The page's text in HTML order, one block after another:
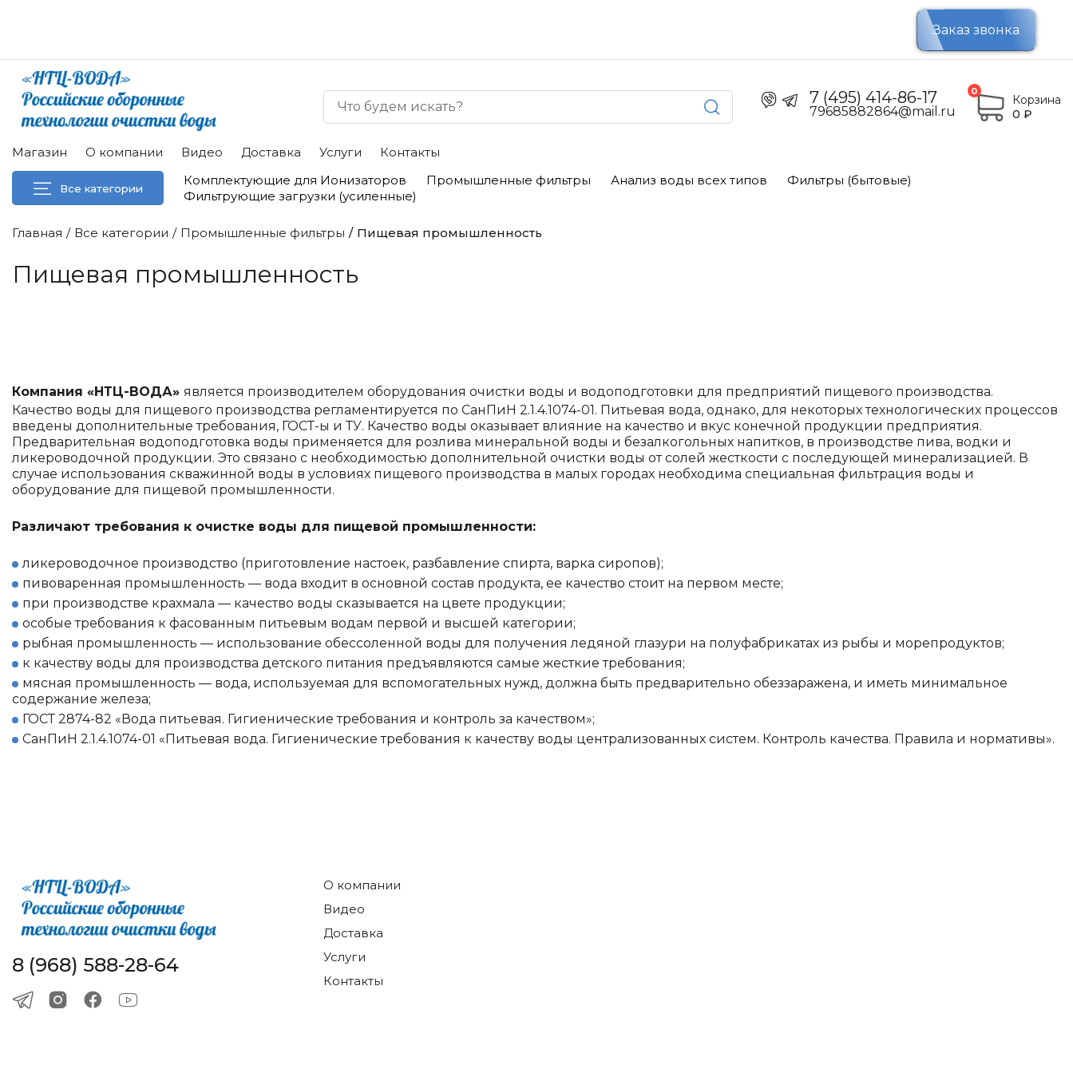
Заказ звонка
7 (495) 414-86-17
79685882864@mail.ru
0
Корзина
0 ₽
Магазин О компании Видео Доставка Услуги Контакты
Все категории
Комплектующие для Ионизаторов Промышленные фильтры Анализ воды всех типов
Фильтры (бытовые)
Фильтрующие загрузки (усиленные)
Главная Все категории Промышленные фильтры Пищевая промышленность
Пищевая промышленность
Компания «НТЦ-ВОДА» является производителем оборудования очистки воды и водоподготовки для предприятий пищевого производства.
Качество воды для пищевого производства регламентируется по СанПиН 2.1.4.1074-01. Питьевая вода, однако, для некоторых технологических процессов
введены дополнительные требования, ГОСТ-ы и ТУ. Качество воды оказывает влияние на качество и вкус конечной продукции предприятия.
Предварительная водоподготовка воды применяется для розлива минеральной воды и безалкогольных напитков, в производстве пива, водки и
ликероводочной продукции. Это связано с необходимостью дополнительной очистки воды от солей жесткости с последующей минерализацией. В
случае использования скважинной воды в условиях пищевого производства в малых городах необходима специальная фильтрация воды и
оборудование для пищевой промышленности.
Различают требования к очистке воды для пищевой промышленности:
ликероводочное производство (приготовление настоек, разбавление спирта, варка сиропов);
пивоваренная промышленность — вода входит в основной состав продукта, ее качество стоит на первом месте;
при производстве крахмала — качество воды сказывается на цвете продукции;
особые требования к фасованным питьевым водам первой и высшей категории;
рыбная промышленность — использование обессоленной воды для получения ледяной глазури на полуфабрикатах из рыбы и морепродуктов;
к качеству воды для производства детского питания предъявляются самые жесткие требования;
мясная промышленность — вода, используемая для вспомогательных нужд, должна быть предварительно обеззаражена, и иметь минимальное
содержание железа;
ГОСТ 2874-82 «Вода питьевая. Гигиенические требования и контроль за качеством»;
СанПиН 2.1.4.1074-01 «Питьевая вода. Гигиенические требования к качеству воды централизованных систем. Контроль качества. Правила и нормативы».
8 (968) 588-28-64
О компании
Видео
Доставка
Услуги
Контакты